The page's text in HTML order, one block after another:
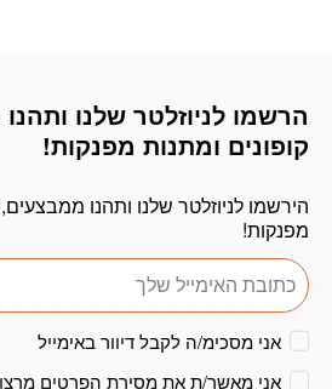
הרשמו לניוזלטר שלנו
קופונים ומתנות מפנקות!
הירשמו לניוזלטר שלנו ותהנו
מפנקות!
דוא׳׳ל
אני מסכימ/ה לקבל דיוור באימייל
אני מאשר/ת את מסירת הפרטים